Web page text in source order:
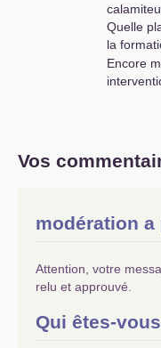
Quelle
la
Encore
Vos
modération a
Attention, votre
relu et approuvé.
Qui êtes-